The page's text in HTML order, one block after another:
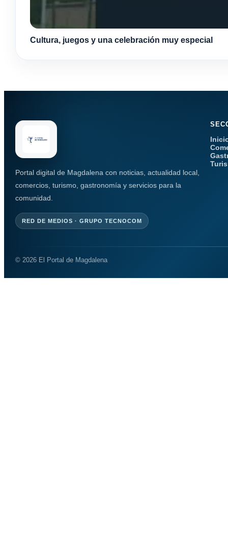
Cultura, juegos y una celebración muy especial
Portal digital de Magdalena con noticias, actualidad local,
comercios, turismo, gastronomía y servicios para la
comunidad.
RED DE MEDIOS · GRUPO TECNOCOM
© 2026 El Portal de Magdalena